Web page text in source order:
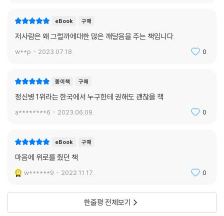
된 것이 제게는 생각을 완전히 바꿔 놓은 계기가 되었어요. 저는 여전히 그
오래전 할머니의 침실에서 만들어진 깊은 스트레스 지점들에 반응하는 자
신을 느끼지만, 지금 제게는 그 상황을 이해하고, 거기서 한발 물러나 제가
--- p.166~167
우리가 다음 세대에 ‘정보’를 전달하는 매우 중요한 방식 중 하나는 유전자
--- p.179
다행스러운 점은 그래도 뇌는 여전히 변화가 가능한 상태라는 것입니다.
돌봄의 상호작용은 그 변화를 뒤집을 수 있어요.
순간 한국전 참전 당시의 참호로 돌아간 듯 비명을 질렀던 로즈먼 씨, 폭력
으로 거부감을 느꼈던 샘이 그런 사례다. 이들은 공통적으로 트라우마의
영향을 받아 민감화된 스트레스 반응 시스템을 갖고 있다. 사소한 일에도
다. 그러다 보니 남들이 보기에는 아무 이유 없이 혹은 별것도 아닌 일로 감
트라우마의 영향은 이러한 심리적인 영역에만 그치지 않는다. 트라우마는
실제로 우리의 신체 건강을 위협할 수 있다. 만성 복통, 두통, 경련 등은 발
온갖 종류의 건강 문제에서 위험성을 높인다는 연구 결과도 나와 있다.
회복탄력성을 기르는 열쇠는 연결성이다
게 이루어질 수 있을까? 이 책이 제시하는 치유의 가장 중요한 도구는 연결
성, 즉 타인과 맺는 관계다. 특히 우리가 어려서 받은 사랑이 회복탄력성을
eBook 구매
저사람은 왜 그럴까에대한 많은 깨달음을 주는 책입니다.
w**p 2023.07.18. 0
종이책 구매
정신병 1위라는 한국에서 누구한테 권해도 괜찮을 책
a********6 2023.06.09. 0
eBook 구매
마음에 위로를 줬던 책
w******9 2022.11.17. 0
한줄평 전체보기